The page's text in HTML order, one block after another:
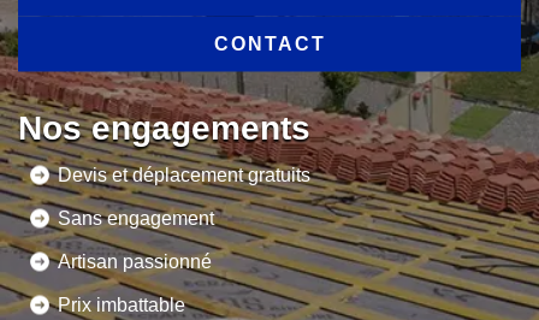
CONTACT
Nos engagements
Devis et déplacement gratuits
Sans engagement
Artisan passionné
Prix imbattable